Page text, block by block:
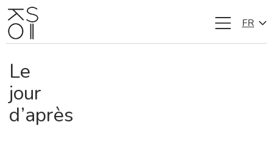
Aller
au
FR
Le
jour
d’après